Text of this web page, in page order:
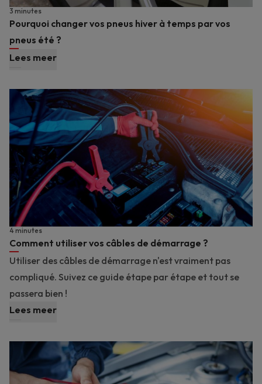
Pourquoi changer vos pneus hiver à temps par vos
pneus été ?
3 minutes
Lees meer
Comment utiliser vos câbles de démarrage ?
4 minutes
Utiliser des câbles de démarrage n'est vraiment pas
compliqué. Suivez ce guide étape par étape et tout se
passera bien !
Lees meer